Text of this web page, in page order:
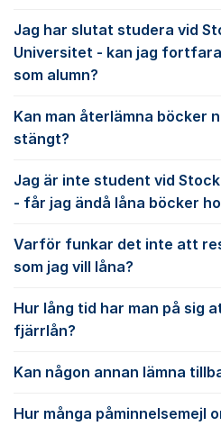
Jag har slutat studera vid
Universitet - kan jag
som alumn?
Kan man återlämna böcker
stängt?
Jag är inte student vid
- får jag ändå låna böcker
Varför funkar det inte att
som jag vill låna?
Hur lång tid har man på sig
fjärrlån?
Kan någon annan lämna
Hur många påminnelsemejl